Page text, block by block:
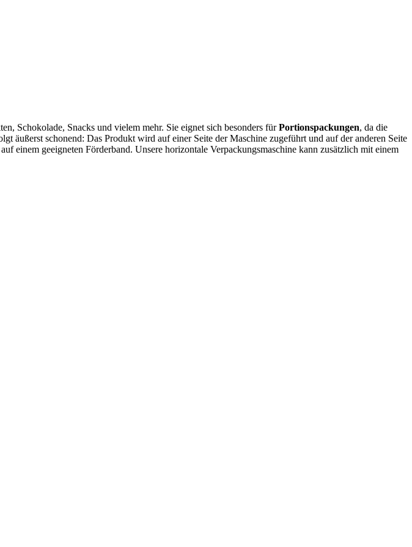
Schokolade, Snacks und vielem mehr. Sie eignet sich besonders fürPortionspackungen, da die
äußerst schonend: Das Produkt wird auf einer Seite der Maschine zugeführt und auf der anderen Seite
einem geeigneten Förderband. Unsere horizontale Verpackungsmaschine kann zusätzlich mit einem